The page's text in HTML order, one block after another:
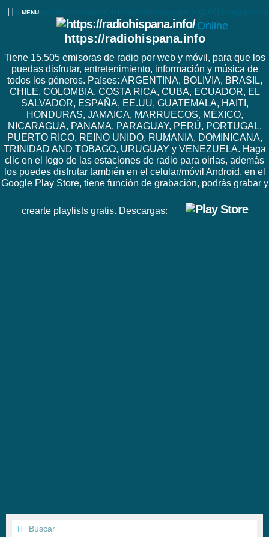
https://www.radiohispana.info/assets/images/
Online
https://radiohispana.info
Tiene 15.505 emisoras de radio por web y móvil, para que los
puedas disfrutar, entretenimiento, información y música de
todos los géneros. Países: ARGENTINA, BOLIVIA, BRASIL,
CHILE, COLOMBIA, COSTA RICA, CUBA, ECUADOR, EL
SALVADOR, ESPAÑA, EE.UU, GUATEMALA, HAITI,
HONDURAS, JAMAICA, MARRUECOS, MÉXICO,
NICARAGUA, PANAMA, PARAGUAY, PERÚ, PORTUGAL,
PUERTO RICO, REINO UNIDO, RUMANIA, DOMINICANA,
TRINIDAD AND TOBAGO, URUGUAY y VENEZUELA. Haga
clic en el logo de las estaciones de radio para oirlas, además
los puedes disfrutar también en el celular/móvil Android, en el
Google Play Store, tiene función de grabación, podrás grabar y
crearte playlists gratis. Descargas:
MENU